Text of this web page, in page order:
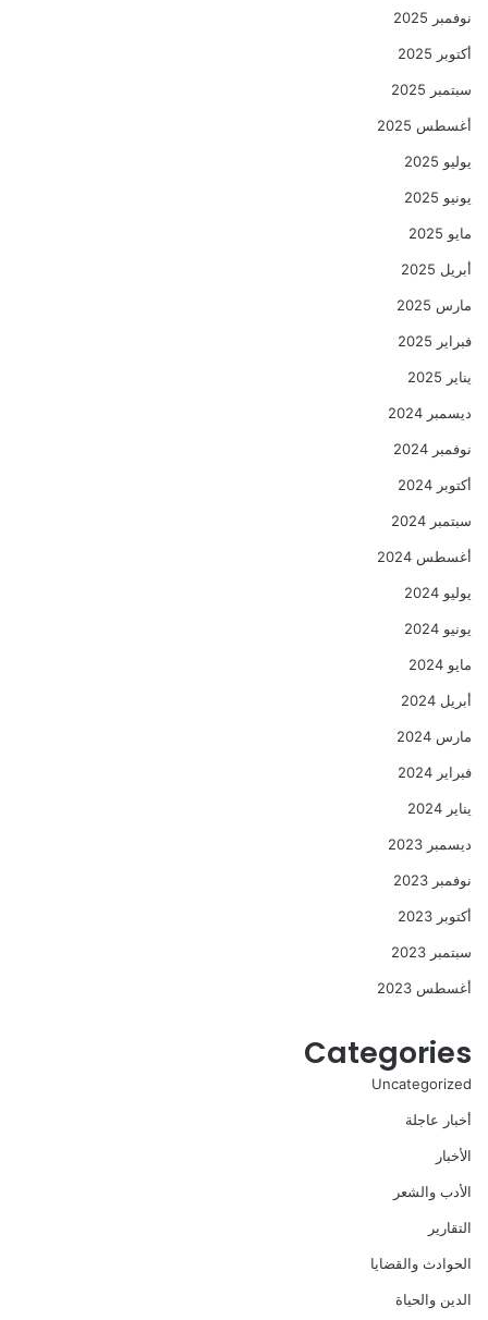
نوفمبر 2025
أكتوبر 2025
سبتمبر 2025
أغسطس 2025
يوليو 2025
يونيو 2025
مايو 2025
أبريل 2025
مارس 2025
فبراير 2025
يناير 2025
ديسمبر 2024
نوفمبر 2024
أكتوبر 2024
سبتمبر 2024
أغسطس 2024
يوليو 2024
يونيو 2024
مايو 2024
أبريل 2024
مارس 2024
فبراير 2024
يناير 2024
ديسمبر 2023
نوفمبر 2023
أكتوبر 2023
سبتمبر 2023
أغسطس 2023
Categories
Uncategorized
أخبار عاجلة
الأخبار
الأدب والشعر
التقارير
الحوادث والقضايا
الدين والحياة